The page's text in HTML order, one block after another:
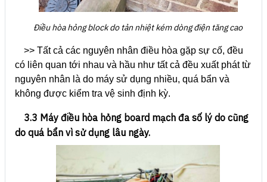
Điều hòa hỏng block do tản nhiệt kém dòng điện tăng cao
>> Tất cả các nguyên nhân điều hòa gặp sự cố, đều
có liên quan tới nhau và hầu như tất cả đều xuất phát từ
nguyên nhân là do máy sử dụng nhiều, quá bẩn và
không được kiểm tra vệ sinh định kỳ.
3.3 Máy điều hòa hỏng board mạch đa số lý do cũng
do quá bẩn vì sử dụng lâu ngày.